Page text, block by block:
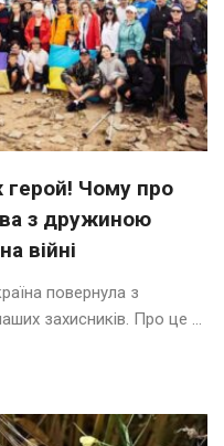
герой! Чому про
з дружиною
війні
повернула з
захисників. Про це ...